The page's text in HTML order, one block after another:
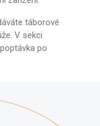
táborové
V sekci
po